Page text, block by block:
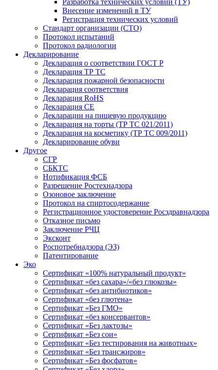
Внесение изменений в ТУ
Регистрация технических условий
Стандарт организации (СТО)
Протокол испытаний
Протокол радиологии
Декларирование
Декларация о соответствии ГОСТ Р
Декларация ТР ТС
Декларация пожарной безопасности
Декларация соответствия
Декларация RoHS
Декларация СЕ
Декларации на пищевую продукцию
Декларация на торты (ТР ТС 021/2011)
Декларация на косметику (ТР ТС 009/2011)
Декларирование обуви
Другое
СГР
СБКТС
Нотификация ФСБ
Разрешение Ростехнадзора
Озоновое заключение
Протокол на спиртосодержание
Регистрационное удостоверение Росздравнадзора
Отказное письмо
Заключение РЧЦ
Эксконт
Роспотребнадзора (ЭЗ)
Патентирование
Эко
Сертификат «100% натуральный продукт»
Сертификат «без сахара»/«без глюкозы»
Сертификат «без антибиотиков»
Сертификат «без глютена»
Сертификат «Без ГМО»
Сертификат «без консервантов»
Сертификат «Без лактозы»
Сертификат «Без сои»
Сертификат «Без тестирования на животных»
Сертификат «Без трансжиров»
Сертификат «Без фосфатов»